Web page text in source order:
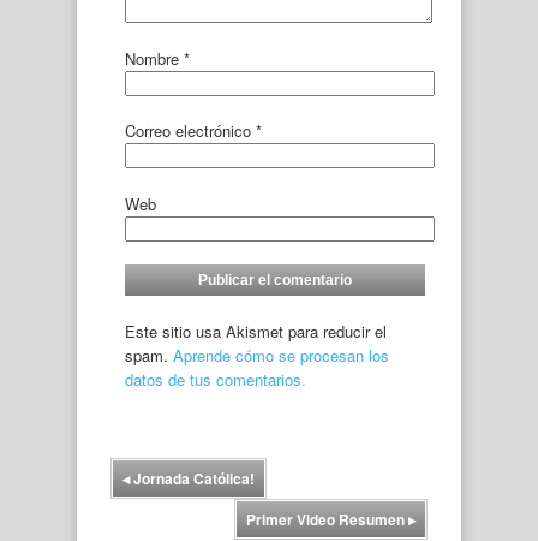
Nombre *
Correo electrónico *
Web
Este sitio usa Akismet para reducir el
spam. Aprende cómo se procesan los
datos de tus comentarios.
◂Jornada Católica!
Primer Video Resumen▸